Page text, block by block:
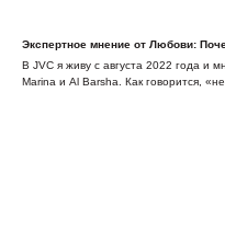
Экспертное мнение от Любови:
В JVC я живу с августа 2022 года и
Marina и Al Barsha. Как говорится,